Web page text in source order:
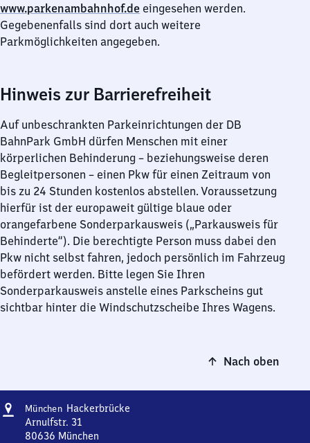
www.parkenambahnhof.de eingesehen werden.
Gegebenenfalls sind dort auch weitere
Parkmöglichkeiten angegeben.
Hinweis zur Barrierefreiheit
Auf unbeschrankten Parkeinrichtungen der DB
BahnPark GmbH dürfen Menschen mit einer
körperlichen Behinderung – beziehungsweise deren
Begleitpersonen – einen Pkw für einen Zeitraum von
bis zu 24 Stunden kostenlos abstellen. Voraussetzung
hierfür ist der europaweit gültige blaue oder
orangefarbene Sonderparkausweis („Parkausweis für
Behinderte“). Die berechtigte Person muss dabei den
Pkw nicht selbst fahren, jedoch persönlich im Fahrzeug
befördert werden. Bitte legen Sie Ihren
Sonderparkausweis anstelle eines Parkscheins gut
sichtbar hinter die Windschutzscheibe Ihres Wagens.
Nach oben
Adresse
München HackerbrückeMünchen-
Arnulfstr. 31
80636 München